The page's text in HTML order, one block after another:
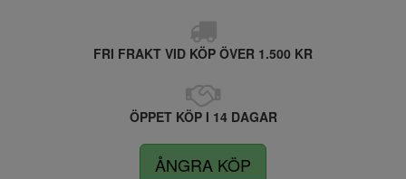
FRI FRAKT VID KÖP ÖVER 1.500 KR
ÖPPET KÖP I 14 DAGAR
ÅNGRA KÖP